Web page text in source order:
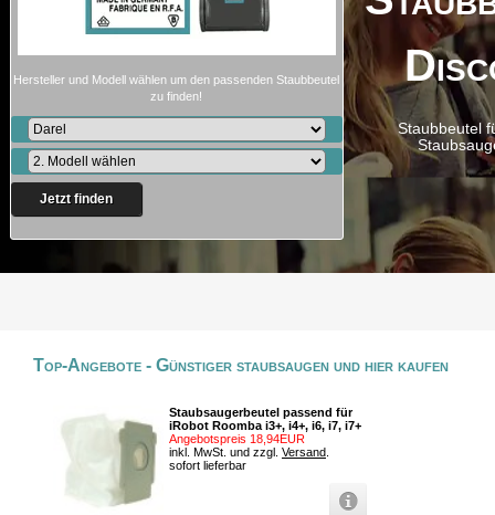
Staubbeutel
Hersteller und Modell wählen um den passenden Staubbeutel
zu finden!
Jetzt finden
Top-Angebote - Günstiger staubsaugen und hier kaufen
Staubsaugerbeutel passend für
iRobot Roomba i3+, i4+, i6, i7, i7+
Angebotspreis 18,94EUR
inkl. MwSt. und zzgl. Versand
sofort lieferbar